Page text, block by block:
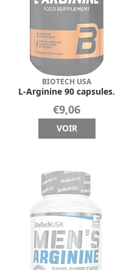
BIOTECH USA
L-Arginine 90 capsules.
€9,06
VOIR